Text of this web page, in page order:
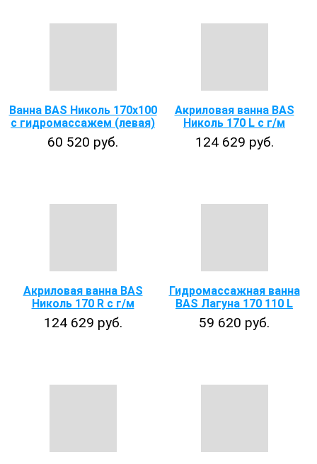
Ванна BAS Николь 170х100
с гидромассажем (левая)
60 520 руб.
Акриловая ванна BAS
Николь 170 L с г/м
124 629 руб.
Акриловая ванна BAS
Николь 170 R с г/м
124 629 руб.
Гидромассажная ванна
BAS Лагуна 170 110 L
59 620 руб.